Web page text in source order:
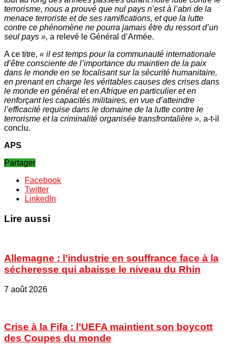
terrorisme, nous a prouvé que nul pays n’est à l’abri de la
menace terroriste et de ses ramifications, et que la lutte
contre ce phénomène ne pourra jamais être du ressort d’un
seul pays », a relevé le Général d’Armée.
A ce titre, « il est temps pour la communauté internationale
d’être consciente de l’importance du maintien de la paix
dans le monde en se focalisant sur la sécurité humanitaire,
en prenant en charge les véritables causes des crises dans
le monde en général et en Afrique en particulier et en
renforçant les capacités militaires, en vue d’atteindre
l’efficacité requise dans le domaine de la lutte contre le
terrorisme et la criminalité organisée transfrontalière », a-t-il
conclu.
APS
Partager
Facebook
Twitter
LinkedIn
Lire aussi
Allemagne : l’industrie en souffrance face à la
sécheresse qui abaisse le niveau du Rhin
7 août 2026
Crise à la Fifa : l’UEFA maintient son boycott
des Coupes du monde